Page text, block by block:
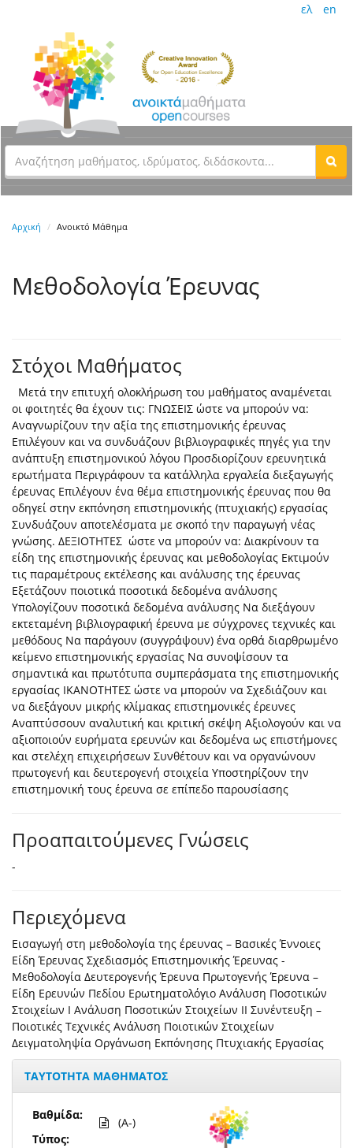
ελ en
Αρχική Ανοικτό Μάθημα
Μεθοδολογία Έρευνας
Στόχοι Μαθήματος
Μετά την επιτυχή ολοκλήρωση του μαθήματος αναμένεται
οι φοιτητές θα έχουν τις: ΓΝΩΣΕΙΣ ώστε να μπορούν να:
Αναγνωρίζουν την αξία της επιστημονικής έρευνας
Επιλέγουν και να συνδυάζουν βιβλιογραφικές πηγές για την
ανάπτυξη επιστημονικού λόγου Προσδιορίζουν ερευνητικά
ερωτήματα Περιγράφουν τα κατάλληλα εργαλεία διεξαγωγής
έρευνας Επιλέγουν ένα θέμα επιστημονικής έρευνας που θα
οδηγεί στην εκπόνηση επιστημονικής (πτυχιακής) εργασίας
Συνδυάζουν αποτελέσματα με σκοπό την παραγωγή νέας
γνώσης. ΔΕΞΙΟΤΗΤΕΣ ώστε να μπορούν να: Διακρίνουν τα
είδη της επιστημονικής έρευνας και μεθοδολογίας Εκτιμούν
τις παραμέτρους εκτέλεσης και ανάλυσης της έρευνας
Εξετάζουν ποιοτικά ποσοτικά δεδομένα ανάλυσης
Υπολογίζουν ποσοτικά δεδομένα ανάλυσης Να διεξάγουν
εκτεταμένη βιβλιογραφική έρευνα με σύγχρονες τεχνικές και
μεθόδους Να παράγουν (συγγράψουν) ένα ορθά διαρθρωμένο
κείμενο επιστημονικής εργασίας Να συνοψίσουν τα
σημαντικά και πρωτότυπα συμπεράσματα της επιστημονικής
εργασίας ΙΚΑΝΟΤΗΤΕΣ ώστε να μπορούν να Σχεδιάζουν και
να διεξάγουν μικρής κλίμακας επιστημονικές έρευνες
Αναπτύσσουν αναλυτική και κριτική σκέψη Αξιολογούν και να
αξιοποιούν ευρήματα ερευνών και δεδομένα ως επιστήμονες
και στελέχη επιχειρήσεων Συνθέτουν και να οργανώνουν
πρωτογενή και δευτερογενή στοιχεία Υποστηρίζουν την
επιστημονική τους έρευνα σε επίπεδο παρουσίασης
Προαπαιτούμενες Γνώσεις
-
Περιεχόμενα
Εισαγωγή στη μεθοδολογία της έρευνας – Βασικές Έννοιες
Είδη Έρευνας Σχεδιασμός Επιστημονικής Έρευνας -
Μεθοδολογία Δευτερογενής Έρευνα Πρωτογενής Έρευνα –
Είδη Ερευνών Πεδίου Ερωτηματολόγιο Ανάλυση Ποσοτικών
Στοιχείων Ι Ανάλυση Ποσοτικών Στοιχείων ΙΙ Συνέντευξη –
Ποιοτικές Τεχνικές Ανάλυση Ποιοτικών Στοιχείων
∆ειγματοληψία Οργάνωση Εκπόνησης Πτυχιακής Εργασίας
ΤΑΥΤΟΤΗΤΑ ΜΑΘΗΜΑΤΟΣ
Βαθμίδα:
Τύπος:
(A-)